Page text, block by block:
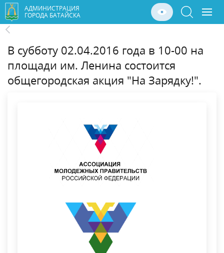
АДМИНИСТРАЦИЯ
ГОРОДА БАТАЙСКА
В субботу 02.04.2016 года в 10-00 на
площади им. Ленина состоится
общегородская акция "На Зарядку!".